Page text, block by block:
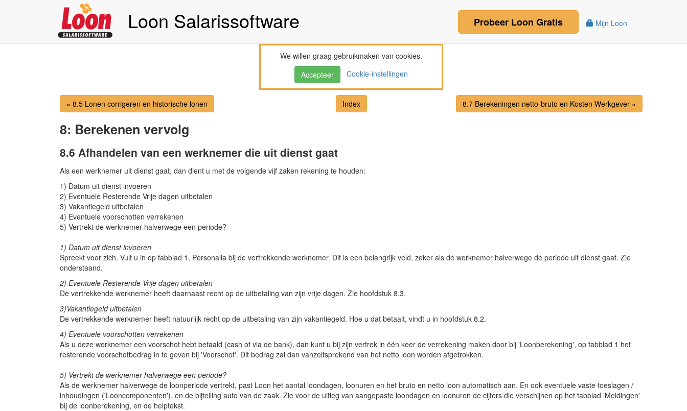
Loon Salarissoftware Mijn Loon
Probeer Loon Gratis
We willen graag gebruikmaken van cookies.
Accepteer
Cookie-instellingen
« 8.5 Lonen corrigeren en historische lonen Index 8.7 Berekeningen netto-bruto en Kosten Werkgever »
8: Berekenen vervolg
8.6 Afhandelen van een werknemer die uit dienst gaat
Als een werknemer uit dienst gaat, dan dient u met de volgende vijf zaken rekening te houden:
1) Datum uit dienst invoeren
2) Eventuele Resterende Vrije dagen uitbetalen
3) Vakantiegeld uitbetalen
4) Eventuele voorschotten verrekenen
5) Vertrekt de werknemer halverwege een periode?
1) Datum uit dienst invoeren
Spreekt voor zich. Vult u in op tabblad 1, Personalia bij de vertrekkende werknemer. Dit is een belangrijk veld, zeker als de werknemer halverwege de periode uit dienst gaat. Zie
onderstaand.
2) Eventuele Resterende Vrije dagen uitbetalen
De vertrekkende werknemer heeft daarnaast recht op de uitbetaling van zijn vrije dagen. Zie hoofdstuk 8.3.
3)Vakantiegeld uitbetalen
De vertrekkende werknemer heeft natuurlijk recht op de uitbetaling van zijn vakantiegeld. Hoe u dat betaalt, vindt u in hoofdstuk 8.2.
4) Eventuele voorschotten verrekenen
Als u deze werknemer een voorschot hebt betaald (cash of via de bank), dan kunt u bij zijn vertrek in één keer de verrekening maken door bij 'Loonberekening', op tabblad 1 het
resterende voorschotbedrag in te geven bij 'Voorschot'. Dit bedrag zal dan vanzelfsprekend van het netto loon worden afgetrokken.
5) Vertrekt de werknemer halverwege een periode?
Als de werknemer halverwege de loonperiode vertrekt, past Loon het aantal loondagen, loonuren en het bruto en netto loon automatisch aan. En ook eventuele vaste toeslagen /
inhoudingen ('Looncomponenten'), en de bijtelling auto van de zaak. Zie voor de uitleg van aangepaste loondagen en loonuren de cijfers die verschijnen op het tabblad 'Meldingen'
bij de loonberekening, en de helptekst.